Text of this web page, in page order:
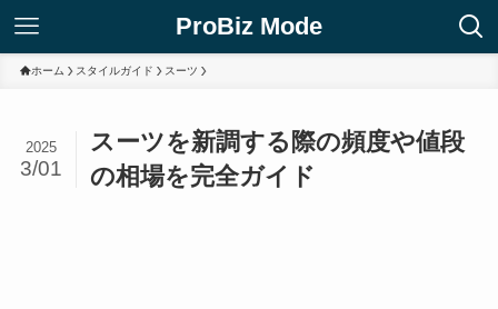
ProBiz Mode
ホーム スタイルガイド スーツ
スーツを新調する際の頻度や値段
の相場を完全ガイド
2025
3/01